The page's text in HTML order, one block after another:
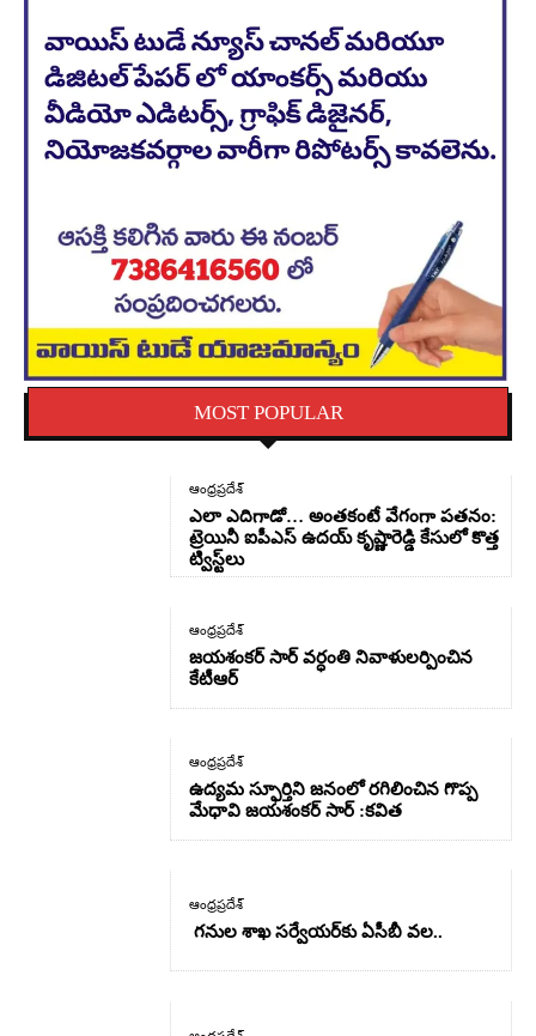
MOST POPULAR
ఆంధ్రప్రదేశ్
ఎలా ఎదిగాడో… అంతకంటే వేగంగా పతనం:
ట్రెయినీ ఐపీఎస్ ఉదయ్ కృష్ణారెడ్డి కేసులో కొత్త
ట్విస్ట్‌లు
ఆంధ్రప్రదేశ్
జయశంకర్ సార్ వర్ధంతి నివాళులర్పించిన
కేటీఆర్
ఆంధ్రప్రదేశ్
ఉద్యమ స్ఫూర్తిని జనంలో రగిలించిన గొప్ప
మేధావి జయశంకర్ సార్ :కవిత
ఆంధ్రప్రదేశ్
గనుల శాఖ సర్వేయర్‌కు ఏసీబీ వల..